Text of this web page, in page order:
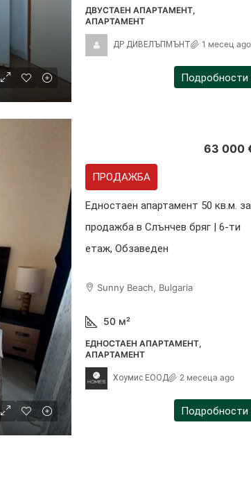
ДВУСТАЕН АПАРТАМЕНТ,
АПАРТАМЕНТ
Подробности
ДР ДИВЕЛЪПМЪНТ 1 месец ago
ПРОДАЖБА
Едностаен апартамент 50 кв.м. за
продажба в Слънчев бряг | 6-ти
етаж, Обзаведен
63 000
Sunny Beach, Bulgaria
50 м²
ЕДНОСТАЕН АПАРТАМЕНТ,
АПАРТАМЕНТ
Подробности
Хоумис ЕООД 2 месеца ago